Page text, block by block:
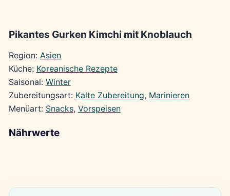
Pikantes Gurken Kimchi mit Knoblauch
Region: Asien
Küche: Koreanische Rezepte
Saisonal: Winter
Zubereitungsart: Kalte Zubereitung, Marinieren
Menüart: Snacks, Vorspeisen
Nährwerte